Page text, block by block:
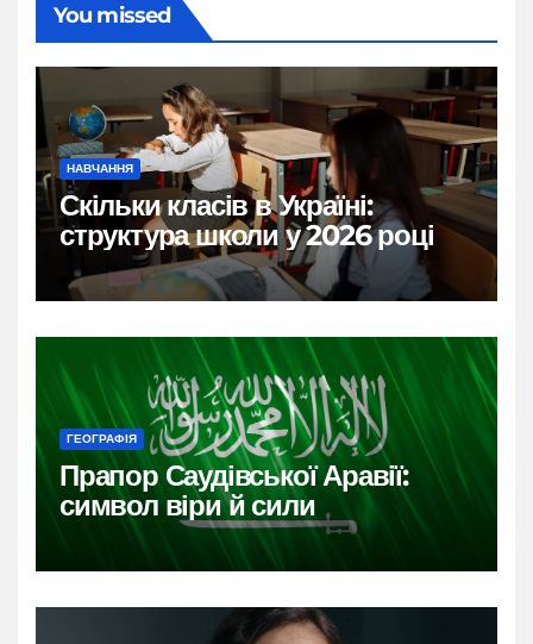
You missed
НАВЧАННЯ
Скільки класів в Україні:
структура школи у 2026 році
ГЕОГРАФІЯ
Прапор Саудівської Аравії:
символ віри й сили